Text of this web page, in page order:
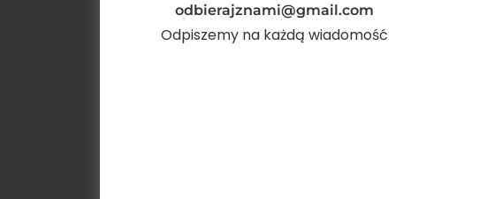
odbierajznami@gmail.com
Odpiszemy na każdą wiadomość